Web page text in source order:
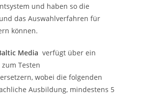
und haben so die
das Auswahlverfahren für
können.
Media verfügt über ein
Testen
wobei die folgenden
Ausbildung, mindestens 5